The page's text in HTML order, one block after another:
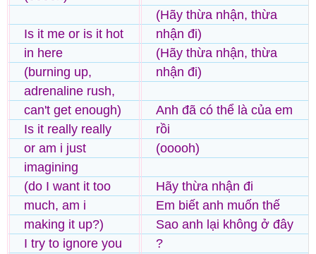
Is it me or is it hot
in here
(burning up,
adrenaline rush,
can't get enough)
Is it really really
or am i just
imagining
(do I want it too
much, am i
making it up?)
I try to ignore you
(Hãy thừa nhận, thừa
nhận đi)
(Hãy thừa nhận, thừa
nhận đi)
Anh đã có thể là của em
rồi
(ooooh)
Hãy thừa nhận đi
Em biết anh muốn thế
Sao anh lại không ở đây
?